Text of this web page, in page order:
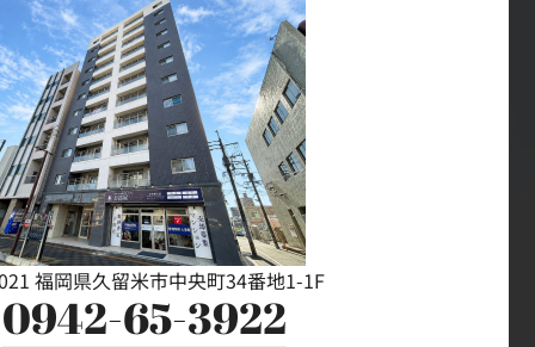
福岡県久留米市中央町34番地1-1F
0942-65-3922